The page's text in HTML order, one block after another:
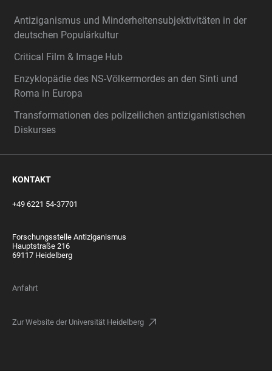
Antiziganismus und Minderheitensubjektivitäten in der
deutschen Populärkultur
Critical Film & Image Hub
Enzyklopädie des NS-Völkermordes an den Sinti und
Roma in Europa
Transformationen des polizeilichen antiziganistischen
Diskurses
KONTAKT
+49 6221 54-37701
Forschungsstelle Antiziganismus
Hauptstraße 216
69117 Heidelberg
Anfahrt
Zur Website der Universität Heidelberg